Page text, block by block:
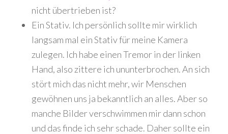
nicht übertrieben ist?
Ein Stativ. Ich persönlich sollte mir wirklich
langsam mal ein Stativ für meine Kamera
zulegen. Ich habe einen Tremor in der linken
Hand, also zittere ich ununterbrochen. An sich
stört mich das nicht mehr, wir Menschen
gewöhnen uns ja bekanntlich an alles. Aber so
manche Bilder verschwimmen mir dann schon
und das finde ich sehr schade. Daher sollte ein